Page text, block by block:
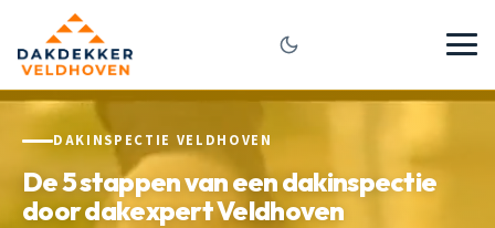
DAKINSPECTIE VELDHOVEN
De 5 stappen van een dakinspectie
door dakexpert Veldhoven